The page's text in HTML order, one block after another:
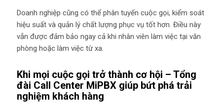
Doanh nghiệp cũng có thể phân tuyến cuộc gọi, kiểm soát
hiệu suất và quản lý chất lượng phục vụ tốt hơn. Điều này
vẫn được đảm bảo ngay cả khi nhân viên làm việc tại văn
phòng hoặc làm việc từ xa.
Khi mọi cuộc gọi trở thành cơ hội – Tổng
đài Call Center MiPBX giúp bứt phá trải
nghiệm khách hàng